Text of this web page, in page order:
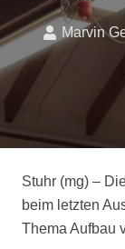
Marvin
Stuhr (mg) –
beim letzten
Thema Aufbau